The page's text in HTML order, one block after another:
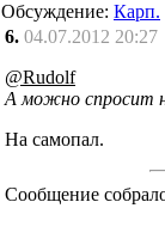
Обсуждение: Карп.
6. 04.07.2012 20:27
@Rudolf
А можно спросит
На самопал.
Сообщение